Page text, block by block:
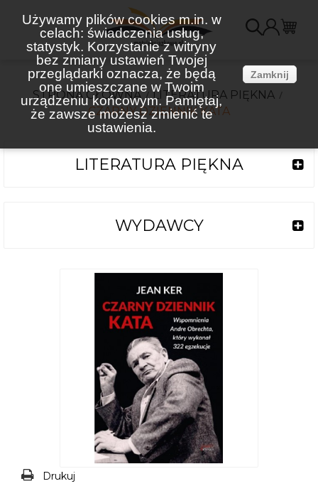
Używamy plików cookies m.in. w
celach: świadczenia usług,
statystyk. Korzystanie z witryny
bez zmiany ustawień Twojej
przeglądarki oznacza, że będą
one umieszczane w Twoim
urządzeniu końcowym. Pamiętaj,
że zawsze możesz zmienić te
ustawienia.
Zamknij
STRONA GŁÓWNA
LITERATURA PIĘKNA
CZARNY DZIENNIK KATA
LITERATURA PIĘKNA
WYDAWCY
Drukuj